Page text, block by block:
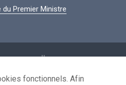
du Premier Ministre
personnelles
de réutilisation
fonctionnels. Afin